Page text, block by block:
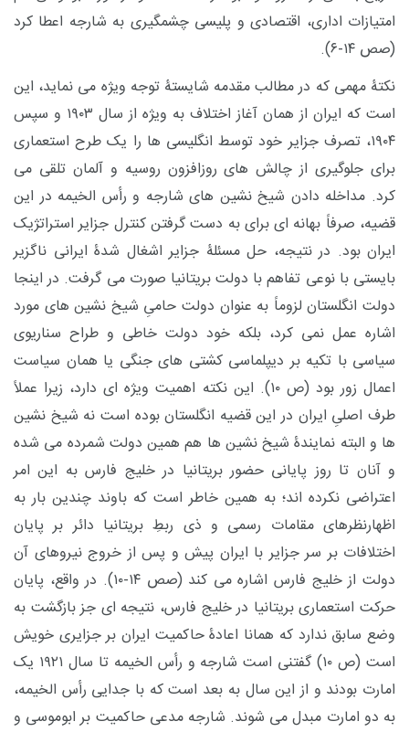
امتیازات اداری، اقتصادی و پلیسی چشمگیری به شارجه اعطا کرد
(صص ۱۴-۶).
نکتۀ مهمی که در مطالب مقدمه شایستۀ توجه ویژه می نماید، این
است که ایران از همان آغاز اختلاف به ویژه از سال ۱۹۰۳ و سپس
۱۹۰۴، تصرف جزایر خود توسط انگلیسی ها را یک طرح استعماری
برای جلوگیری از چالش های روزافزون روسیه و آلمان تلقی می
کرد. مداخله دادن شیخ نشین های شارجه و رأس الخیمه در این
قضیه، صرفاً بهانه ای برای به دست گرفتن کنترل جزایر استراتژیک
ایران بود. در نتیجه، حل مسئلۀ جزایر اشغال شدۀ ایرانی ناگزیر
بایستی با نوعی تفاهم با دولت بریتانیا صورت می گرفت. در اینجا
دولت انگلستان لزوماً به عنوان دولت حامیِ شیخ نشین های مورد
اشاره عمل نمی کرد، بلکه خود دولت خاطی و طراح سناریوی
سیاسی با تکیه بر دیپلماسی کشتی های جنگی یا همان سیاست
اعمال زور بود (ص ۱۰). این نکته اهمیت ویژه ای دارد، زیرا عملاً
طرف اصلیِ ایران در این قضیه انگلستان بوده است نه شیخ نشین
ها و البته نمایندۀ شیخ نشین ها هم همین دولت شمرده می شده
و آنان تا روز پایانی حضور بریتانیا در خلیج فارس به این امر
اعتراضی نکرده اند؛ به همین خاطر است که باوند چندین بار به
اظهارنظرهای مقامات رسمی و ذی ربطِ بریتانیا دائر بر پایان
اختلافات بر سر جزایر با ایران پیش و پس از خروج نیروهای آن
دولت از خلیج فارس اشاره می کند (صص ۱۴-۱۰). در واقع، پایان
حرکت استعماری بریتانیا در خلیج فارس، نتیجه ای جز بازگشت به
وضع سابق ندارد که همانا اعادۀ حاکمیت ایران بر جزایری خویش
است (ص ۱۰) گفتنی است شارجه و رأس الخیمه تا سال ۱۹۲۱ یک
امارت بودند و از این سال به بعد است که با جدایی رأس الخیمه،
به دو امارت مبدل می شوند. شارجه مدعی حاکمیت بر ابوموسی و